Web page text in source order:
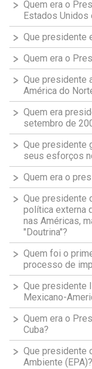
Quem era o
Estados Unidos
Que presidente
Quem era o
Que presidente
América do
Quem era
setembro de
Que presidente
seus esforços
Quem era o
Que presidente
política externa
nas Américas,
"Doutrina"?
Quem foi o
processo de
Que presidente
Mexicano-
Quem era o
Cuba?
Que presidente
Ambiente (EPA)?